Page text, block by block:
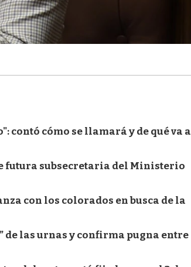
contó cómo se llamará y de qué va a
futura subsecretaria del Ministerio
con los colorados en busca de la
las urnas y confirma pugna entre